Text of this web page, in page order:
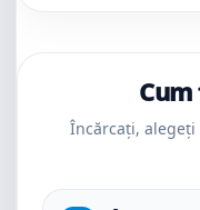
Încărcați,